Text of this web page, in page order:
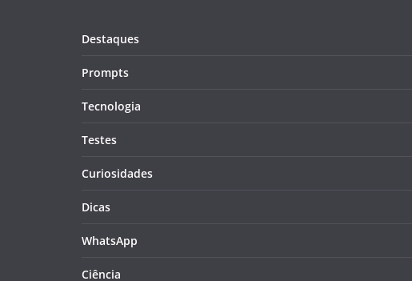
Destaques
Prompts
Tecnologia
Testes
Curiosidades
Dicas
WhatsApp
Ciência